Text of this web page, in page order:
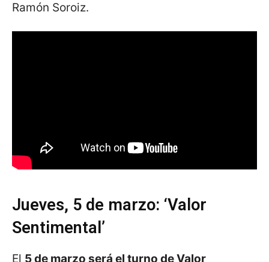
Ramón Soroiz.
Jueves, 5 de marzo: ‘Valor
Sentimental’
El 5 de marzo será el turno de Valor